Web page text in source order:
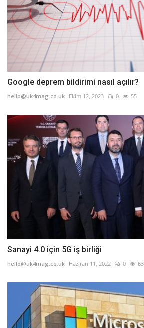
Google deprem bildirimi nasıl açılır?
hello@uk4mag.co.uk Ekim 12, 2023 0 55
Sanayi 4.0 için 5G iş birliği
hello@uk4mag.co.uk Haziran 11, 2022 0 63